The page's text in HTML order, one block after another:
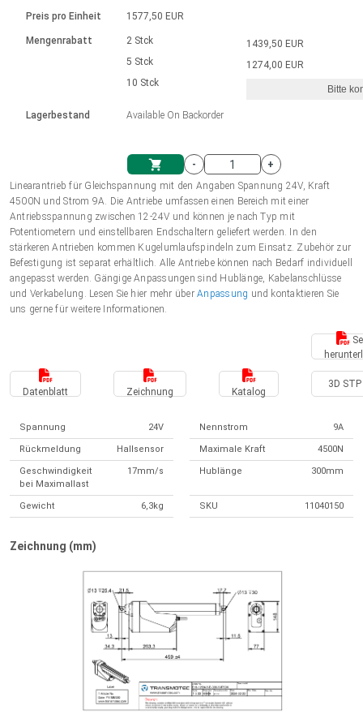
Einheitssystem
Einkaufswagen
Hubmagnete
230 - 50 Hz | 110 - 60 Hz
Drehzahlregelung für die AIS-Serie
Bürstenlose Gleichstrommotoren
mit Planetengetriebe und internem
Ø 28-42| 1-1400 rpm | <= 290Ncm
Bürstenlose DC Motor Controller
Gleichstrommotoren mit
Schneckengetriebe und Bürsten
Ø43-124mm | 31-425rpm | ≤ 41Nm
Treiber für Gleichstrommotoren mit
Synchron-Asynchron | für 1-4 Elektrozylinder
Synchron-Asynchron | für 1-4 Elektrozylinder
Français (EUR)
Polski (EUR)
Norsk (NOK)
Suomi (EUR)
Preis pro Einheit
Mengenrabatt
Lagerbestand
1577,50 EUR
2 Stck
5 Stck
10 Stck
Available On Backorder
1439,50 EUR
1274,00 EUR
Bitte
-
+
Linearantrieb für Gleichspannung mit den Angaben Spannung 24V, Kraft
4500N und Strom 9A. Die Antriebe umfassen einen Bereich mit einer
Antriebsspannung zwischen 12-24V und können je nach Typ mit
Potentiometern und einstellbaren Endschaltern geliefert werden. In den
stärkeren Antrieben kommen Kugelumlaufspindeln zum Einsatz. Zubehör zur
Befestigung ist separat erhältlich. Alle Antriebe können nach Bedarf individuell
angepasst werden. Gängige Anpassungen sind Hublänge, Kabelanschlüsse
und Verkabelung. Lesen Sie hier mehr überAnpassung und kontaktieren Sie
uns gerne für weitere Informationen.
Datenblatt Zeichnung Katalog
3D STP
Spannung 24V Nennstrom 9A
Rückmeldung Hallsensor Maximale Kraft 4500N
Geschwindigkeit
bei Maximallast
17mm/s Hublänge 300mm
Gewicht 6,3kg SKU 11040150
Zeichnung (mm)